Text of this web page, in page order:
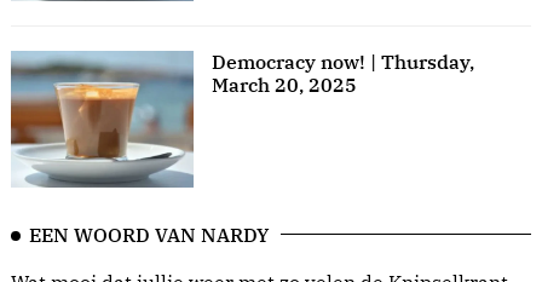
Democracy now! | Thursday,
March 20, 2025
EEN WOORD VAN NARDY